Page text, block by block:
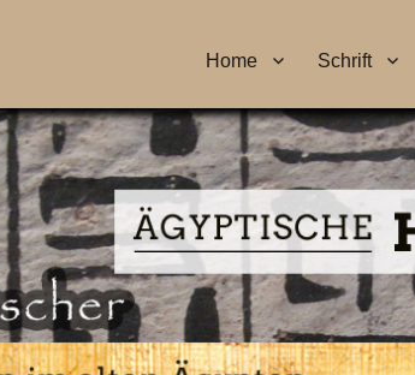
Home Schrift